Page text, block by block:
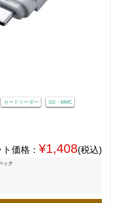
カードリーダー SD・MMC
価格： ¥1,408(税込)
ック